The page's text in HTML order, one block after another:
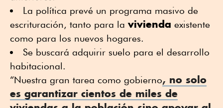
La política prevé un programa masivo de
escrituración, tanto para la vivienda existente
como para los nuevos hogares.
Se buscará adquirir suelo para el desarrollo
habitacional.
“Nuestra gran tarea como gobierno, no solo
es garantizar cientos de miles de